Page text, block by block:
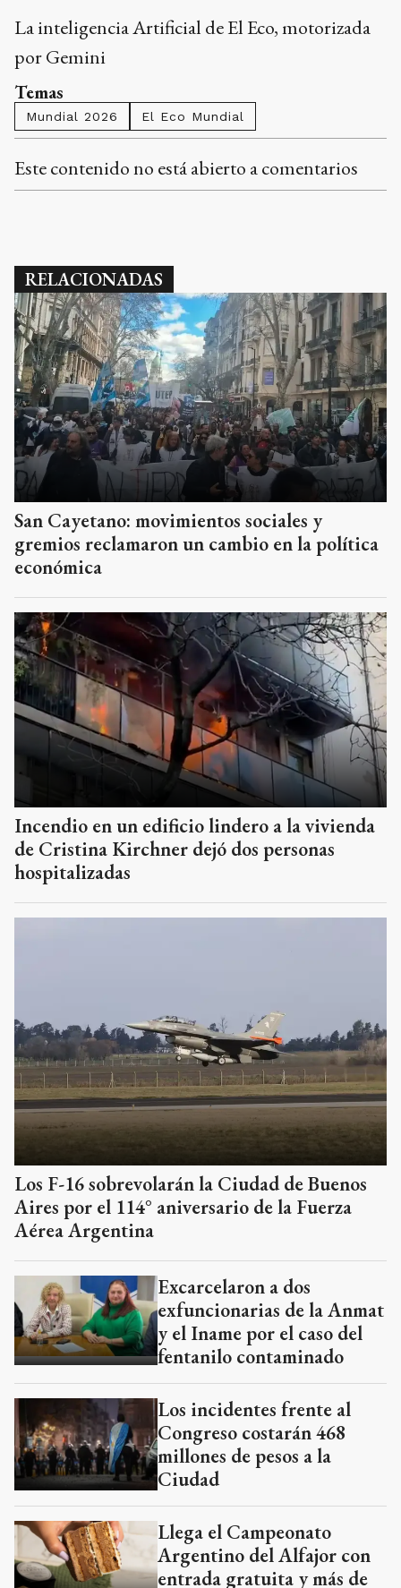
La inteligencia Artificial de El Eco, motorizada
por Gemini
Temas
Mundial 2026 El Eco Mundial
Este contenido no está abierto a comentarios
RELACIONADAS
San Cayetano: movimientos sociales y
gremios reclamaron un cambio en la política
económica
Incendio en un edificio lindero a la vivienda
de Cristina Kirchner dejó dos personas
hospitalizadas
Los F-16 sobrevolarán la Ciudad de Buenos
Aires por el 114° aniversario de la Fuerza
Aérea Argentina
Excarcelaron a dos
exfuncionarias de la Anmat
y el Iname por el caso del
fentanilo contaminado
Los incidentes frente al
Congreso costarán 468
millones de pesos a la
Ciudad
Llega el Campeonato
Argentino del Alfajor con
entrada gratuita y más de